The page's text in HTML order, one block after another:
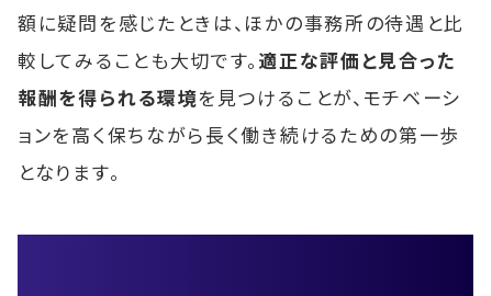
額に疑問を感じたときは、ほかの事務所の待遇と比
較してみることも大切です。 適正な評価と見合った
報酬を得られる環境を見つけることが、モチベーシ
ョンを高く保ちながら長く働き続けるための第一歩
となります。